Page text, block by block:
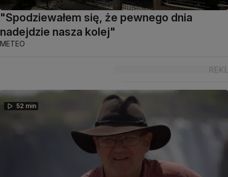
"Spodziewałem się, że pewnego dnia
nadejdzie nasza kolej"
METEO
52 min